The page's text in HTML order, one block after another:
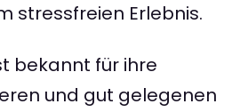
stressfreien Erlebnis.
bekannt für ihre
und gut gelegenen